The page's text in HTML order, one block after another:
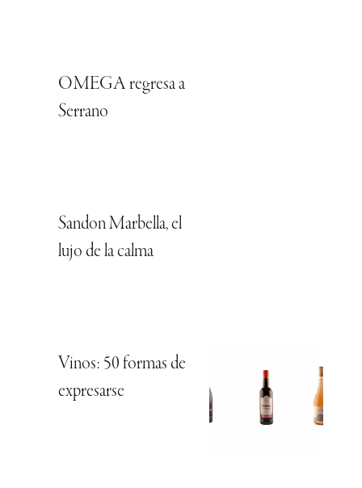
OMEGA regresa a
Serrano
Sandon Marbella, el
lujo de la calma
Vinos: 50 formas de
expresarse